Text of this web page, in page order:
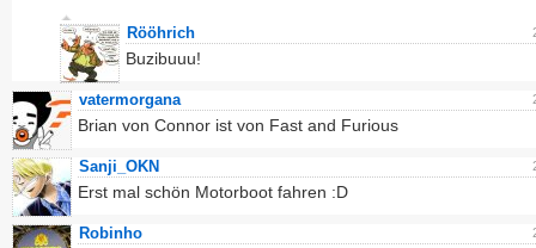
Rööhrich
Buzibuuu!
vatermorgana
Brian von Connor ist von Fast and Furious
Sanji_OKN
Erst mal schön Motorboot fahren :D
Robinho